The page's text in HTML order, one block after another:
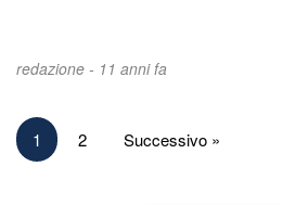
redazione - 11 anni fa
Paginazione
1 2 Successivo »